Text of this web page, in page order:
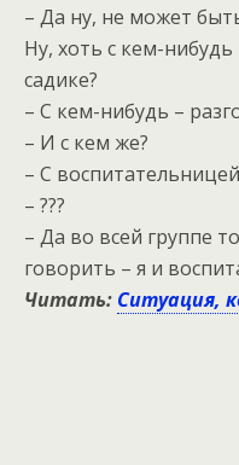
– Да ну, не может
Ну, хоть с кем-
садике?
– С кем-нибудь –
– И с кем же?
– С
– ???
– Да во всей группе
говорить – я и
Читать: Ситуация,